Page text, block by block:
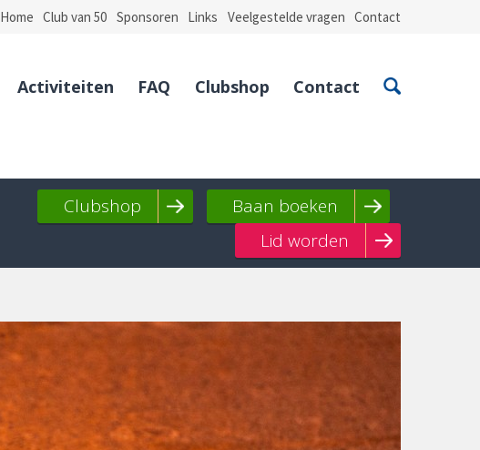
Home Club van 50 Sponsoren Links Veelgestelde vragen Contact
Activiteiten FAQ Clubshop Contact
Clubshop
Baan boeken
Lid worden